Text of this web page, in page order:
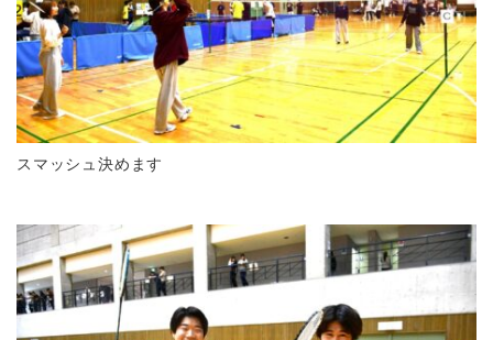
スマッシュ決めます